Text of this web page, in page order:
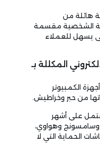
هائلة من
الشخصية مقسمة
يسهل للعملاء
المكللة بـ
الكمبيوتر
من حبر وخراطيش.
على أشهر
وسامسونج وهواوي،
الحماية التي لا